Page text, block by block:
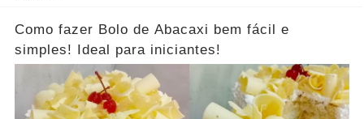
Como fazer Bolo de Abacaxi bem fácil e
simples! Ideal para iniciantes!